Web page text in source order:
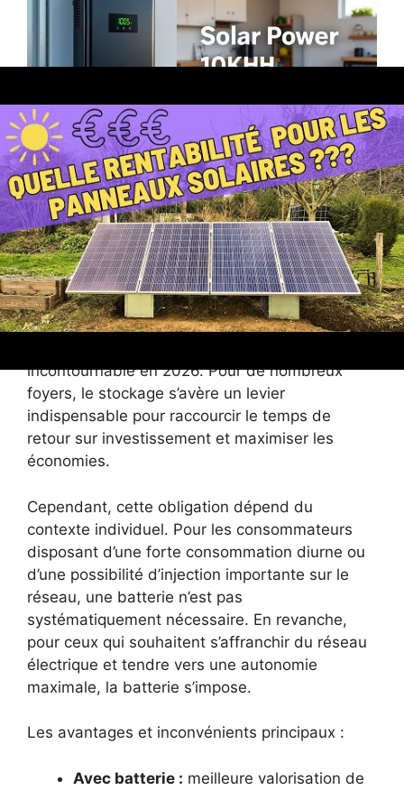
Batteries solaires : une
obligation pour rentabiliser
pleinement les panneaux
solaires ?
Face à la réduction drastique des tarifs de
rachat de l’électricité solaire, la question se
incontournable en 2026. Pour de nombreux
foyers, le stockage s’avère un levier
indispensable pour raccourcir le temps de
retour sur investissement et maximiser les
économies.
Cependant, cette obligation dépend du
contexte individuel. Pour les consommateurs
disposant d’une forte consommation diurne ou
d’une possibilité d’injection importante sur le
réseau, une batterie n’est pas
systématiquement nécessaire. En revanche,
pour ceux qui souhaitent s’affranchir du réseau
électrique et tendre vers une autonomie
maximale, la batterie s’impose.
Les avantages et inconvénients principaux :
Avec batterie : meilleure valorisation de